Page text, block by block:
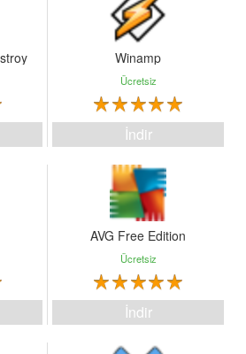
Winamp
Ücretsiz
İndir
AVG Free Edition
Ücretsiz
İndir